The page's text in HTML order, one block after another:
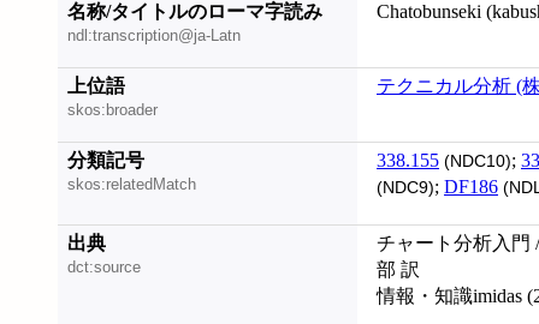
名称/タイトルのローマ字読み
ndl:transcription@ja-Latn
Chatobunseki
上位語
skos:broader
テクニカル分析 (
分類記号
skos:relatedMatch
338.155 (NDC10);
(NDC9); DF186
出典
dct:source
チャート分析入門
部 訳
情報・知識imidas